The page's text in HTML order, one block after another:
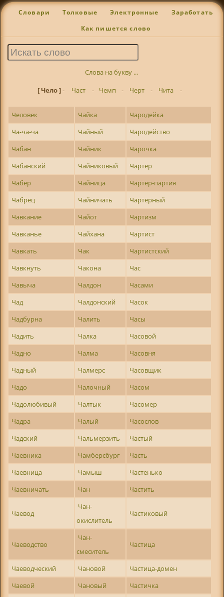
Словари Толковые Электронные Заработать
Как пишется слово
Слова на букву ...
[ Чело ]- Част - Чемп - Черт - Чита -
Человек Чайка
Чародейка
Ча-ча-ча
Чайный
Чародейство
Чабан
Чайник
Чарочка
Чабанский
Чайниковый
Чартер
Чабер
Чайница
Чартер-партия
Чабрец
Чайничать
Чартерный
Чавкание
Чайот
Чартизм
Чавканье
Чайхана
Чартист
Чавкать
Чак
Чартистский
Чавкнуть
Чакона
Час
Чавыча
Чалдон
Часами
Чад
Чалдонский
Часок
Чадбурна
Чалить
Часы
Чадить
Чалка
Часовой
Чадно
Чалма
Часовня
Чадный
Чалмерс
Часовщик
Чадо
Чалочный
Часом
Чадолюбивый
Чалтык
Часомер
Чадра
Чалый
Часослов
Чадский
Чальмерзить
Частый
Чаевника
Чамберсбург
Часть
Чаевница
Чамыш
Частенько
Чаевничать
Чан Частить
Чаевод
Чан-
окислитель
Частиковый
Чаеводство
Чан-
смеситель
Частица
Чаеводческий Чановой
Частица-домен
Чаевой
Чановый
Частичка